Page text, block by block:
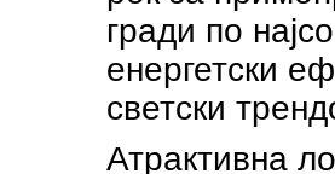
гради по
енергетски
светски
Атрактивна